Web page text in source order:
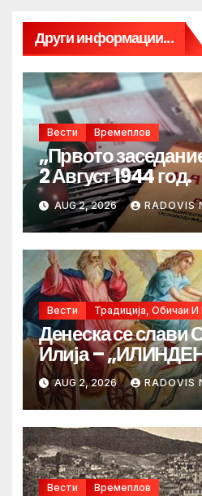
Други информации...
Вести Времеплов
„Првото
2 Август 1944 год.
AUG 2, 2026 RADOVIS
Вести Традиција, Обичаи И
Денеска се слави
Илија –
AUG 2, 2026 RADOVIS
Вести Времеплов